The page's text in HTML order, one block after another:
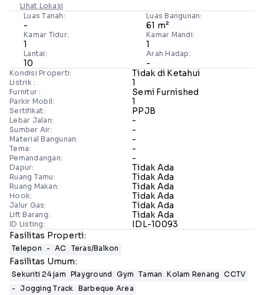
Lihat Lokasi
Luas Tanah:
-
Luas Bangunan:
61 m²
Kamar Tidur:
1
Kamar Mandi:
1
Lantai:
10
Arah Hadap:
-
Kondisi Properti: Tidak di Ketahui
Listrik : 1
Furnitur : Semi Furnished
Parkir Mobil: 1
Sertifikat: PPJB
Lebar Jalan: -
Sumber Air: -
Material Bangunan: -
Tema: -
Pemandangan: -
Dapur: Tidak Ada
Ruang Tamu: Tidak Ada
Ruang Makan: Tidak Ada
Hook: Tidak Ada
Jalur Gas: Tidak Ada
Lift Barang: Tidak Ada
ID Listing:
IDL-10093
Fasilitas Properti:
Telepon - AC Teras/Balkon
Fasilitas Umum:
Sekuriti 24 jam Playground Gym Taman Kolam Renang
CCTV
-
Jogging Track Barbeque Area